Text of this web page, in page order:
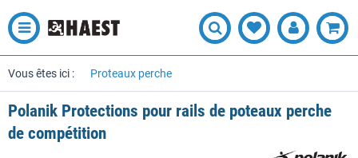
Vous êtes ici : Proteaux perche
Polanik Protections pour rails de poteaux perche
de compétition